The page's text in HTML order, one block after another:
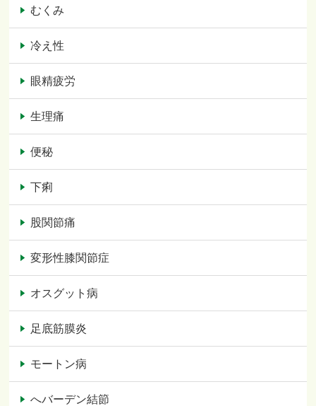
むくみ
冷え性
眼精疲労
生理痛
便秘
下痢
股関節痛
変形性膝関節症
オスグット病
足底筋膜炎
モートン病
へバーデン結節